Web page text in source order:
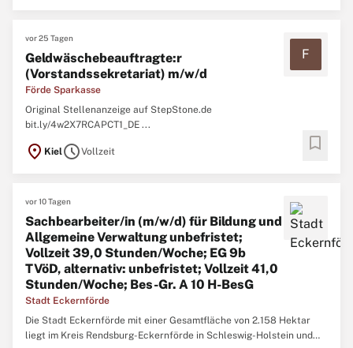
vor 25 Tagen
Geldwäschebeauftragte:r
(Vorstandssekretariat) m/w/d
Förde Sparkasse
F
Original Stellenanzeige auf StepStone.de
bit.ly/4w2X7RCAPCT1_DE ...
location_on KielscheduleVollzeit bookmark
vor 10 Tagen
Sachbearbeiter/in (m/w/d) für Bildung und
Allgemeine Verwaltung unbefristet;
Vollzeit 39,0 Stunden/Woche; EG 9b
TVöD, alternativ: unbefristet; Vollzeit 41,0
Stunden/Woche; Bes-Gr. A 10 H-BesG
Stadt Eckernförde
Die Stadt Eckernförde mit einer Gesamtfläche von 2.158 Hektar
liegt im Kreis Rendsburg-Eckernförde in Schleswig-Holstein und